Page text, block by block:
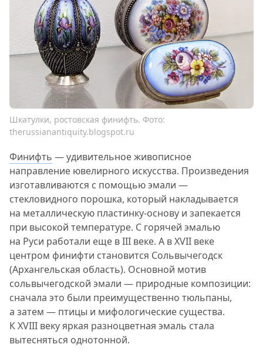
Шкатулки, ростовская финифть. Фото:
therussianantiquity.blogspot.ru
Финифть — удивительное живописное
направление ювелирного искусства. Произведения
изготавливаются с помощью эмали —
стекловидного порошка, который накладывается
на металлическую пластинку-основу и запекается
при высокой температуре. С горячей эмалью
на Руси работали еще в III веке. А в XVII веке
центром финифти становится Сольвычегодск
(Архангельская область). Основной мотив
сольвычегодской эмали — природные композиции:
сначала это были преимущественно тюльпаны,
а затем — птицы и мифологические существа.
К XVIII веку яркая разноцветная эмаль стала
вытесняться однотонной.